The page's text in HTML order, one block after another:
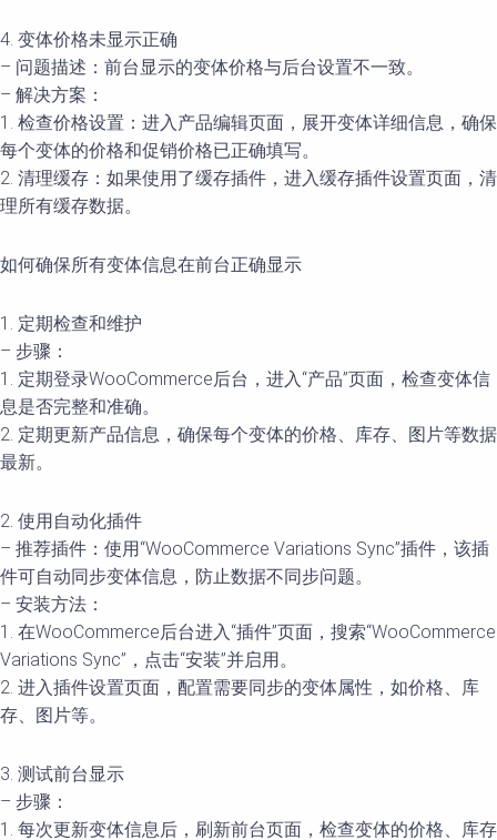
4. 变体价格未显示正确
– 问题描述：前台显示的变体价格与后台设置不一致。
– 解决方案：
1. 检查价格设置：进入产品编辑页面，展开变体详细信息，确保
每个变体的价格和促销价格已正确填写。
2. 清理缓存：如果使用了缓存插件，进入缓存插件设置页面，清
理所有缓存数据。
如何确保所有变体信息在前台正确显示
1. 定期检查和维护
– 步骤：
1. 定期登录WooCommerce后台，进入“产品”页面，检查变体信
息是否完整和准确。
2. 定期更新产品信息，确保每个变体的价格、库存、图片等数据
最新。
2. 使用自动化插件
– 推荐插件：使用“WooCommerce Variations Sync”插件，该插
件可自动同步变体信息，防止数据不同步问题。
– 安装方法：
1. 在WooCommerce后台进入“插件”页面，搜索“WooCommerce
Variations Sync”，点击“安装”并启用。
2. 进入插件设置页面，配置需要同步的变体属性，如价格、库
存、图片等。
3. 测试前台显示
– 步骤：
1. 每次更新变体信息后，刷新前台页面，检查变体的价格、库存